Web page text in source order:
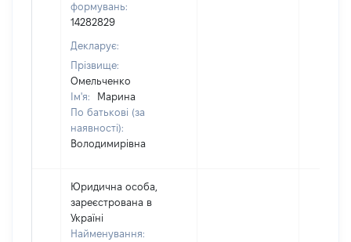
формувань:
14282829
Декларує:
Прізвище:
Омельченко
Ім'я:
Марина
По батькові (за
наявності):
Володимирівна
Юридична особа,
зареєстрована в
Україні
Найменування: